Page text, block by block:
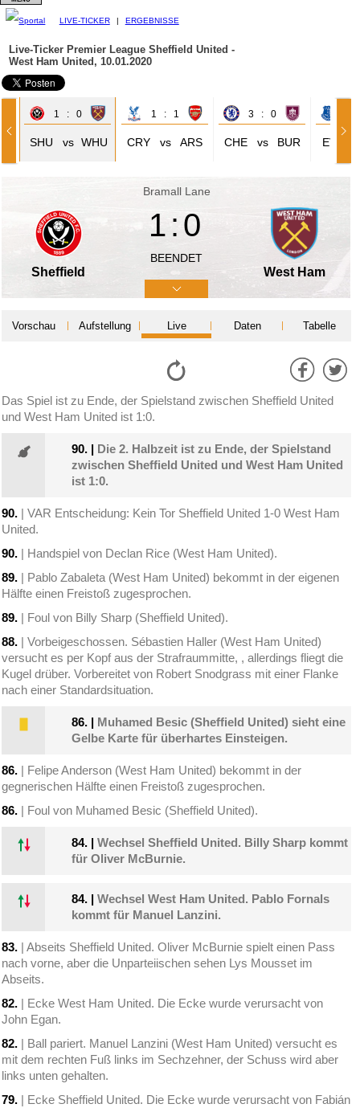
LIVE-TICKER | ERGEBNISSE
Live-Ticker Premier League Sheffield United -
West Ham United, 10.01.2020
1 : 0
SHU vs WHU
1 : 1
CRY vs ARS
3 : 0
CHE vs BUR EVE
Bramall Lane
Sheffield
1:0
BEENDET
West Ham
Vorschau Aufstellung Live Daten Tabelle
Das Spiel ist zu Ende, der Spielstand zwischen Sheffield United
und West Ham United ist 1:0.
90. | Die 2. Halbzeit ist zu Ende, der Spielstand
zwischen Sheffield United und West Ham United
ist 1:0.
90. | VAR Entscheidung: Kein Tor Sheffield United 1-0 West Ham
United.
90. | Handspiel von Declan Rice (West Ham United).
89. | Pablo Zabaleta (West Ham United) bekommt in der eigenen
Hälfte einen Freistoß zugesprochen.
89. | Foul von Billy Sharp (Sheffield United).
88. | Vorbeigeschossen. Sébastien Haller (West Ham United)
versucht es per Kopf aus der Strafraummitte, , allerdings fliegt die
Kugel drüber. Vorbereitet von Robert Snodgrass mit einer Flanke
nach einer Standardsituation.
86. | Muhamed Besic (Sheffield United) sieht eine
Gelbe Karte für überhartes Einsteigen.
86. | Felipe Anderson (West Ham United) bekommt in der
gegnerischen Hälfte einen Freistoß zugesprochen.
86. | Foul von Muhamed Besic (Sheffield United).
84. |Wechsel Sheffield United. Billy Sharp kommt
für Oliver McBurnie.
84. |Wechsel West Ham United. Pablo Fornals
kommt für Manuel Lanzini.
83. | Abseits Sheffield United. Oliver McBurnie spielt einen Pass
nach vorne, aber die Unparteiischen sehen Lys Mousset im
Abseits.
82. | Ecke West Ham United. Die Ecke wurde verursacht von
John Egan.
82. | Ball pariert. Manuel Lanzini (West Ham United) versucht es
mit dem rechten Fuß links im Sechzehner, der Schuss wird aber
links unten gehalten.
79. | Ecke Sheffield United. Die Ecke wurde verursacht von Fabián